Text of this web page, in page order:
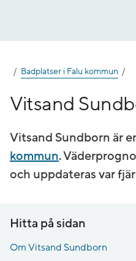
Badplatser i Falu kommun
Vitsand
Vitsand Sundborn är
kommun.
och uppdateras var
Hitta på sidan
Om Vitsand Sundborn